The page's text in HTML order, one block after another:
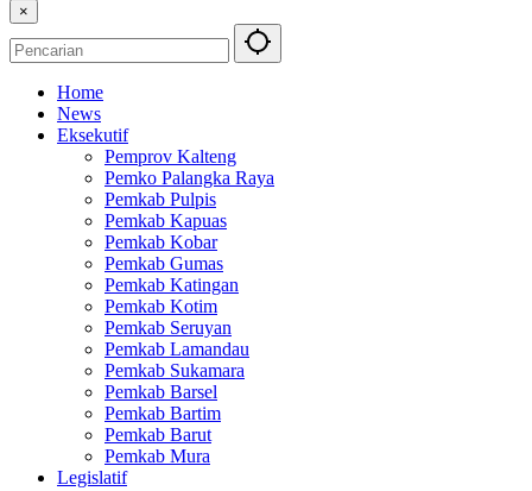
×
Home
News
Eksekutif
Pemprov Kalteng
Pemko Palangka Raya
Pemkab Pulpis
Pemkab Kapuas
Pemkab Kobar
Pemkab Gumas
Pemkab Katingan
Pemkab Kotim
Pemkab Seruyan
Pemkab Lamandau
Pemkab Sukamara
Pemkab Barsel
Pemkab Bartim
Pemkab Barut
Pemkab Mura
Legislatif